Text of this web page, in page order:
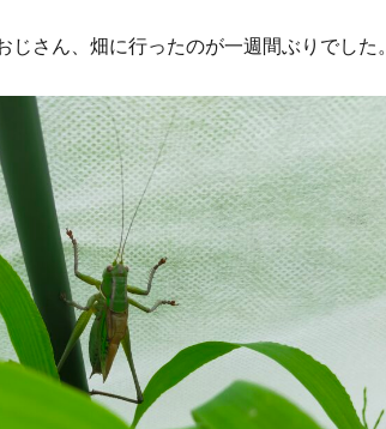
さん、畑に行ったのが一週間ぶりでした。